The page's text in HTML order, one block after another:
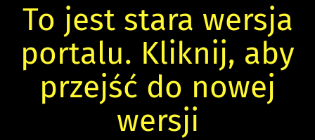
To jest stara wersja
portalu. Kliknij, aby
przejść do nowej
wersji